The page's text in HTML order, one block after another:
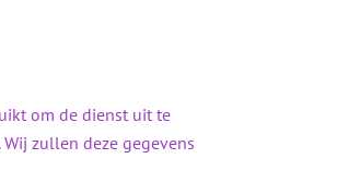
om de dienst uit te
zullen deze gegevens